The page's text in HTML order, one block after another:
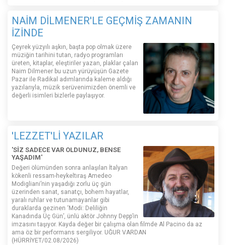
NAİM DİLMENER'LE GEÇMİŞ ZAMANIN
İZİNDE
Çeyrek yüzyılı aşkın, başta pop olmak üzere
müziğin tarihini tutan, radyo programları
üreten, kitaplar, eleştiriler yazan, plaklar çalan
Naim Dilmener bu uzun yürüyüşün Gazete
Pazar ile Radikal adımlarında kaleme aldığı
yazılarıyla, müzik serüvenimizden önemli ve
değerli isimleri bizlerle paylaşıyor.
'LEZZET'Lİ YAZILAR
'SİZ SADECE VAR OLDUNUZ, BENSE
YAŞADIM'
Değeri ölümünden sonra anlaşılan İtalyan
kökenli ressam-heykeltıraş Amedeo
Modigliani’nin yaşadığı zorlu üç gün
üzerinden sanat, sanatçı, bohem hayatlar,
yaralı ruhlar ve tutunamayanlar gibi
duraklarda gezinen ‘Modi: Deliliğin
Kanadında Üç Gün’, ünlü aktör Johnny Depp’in
imzasını taşıyor. Kayda değer bir çalışma olan filmde Al Pacino da az
ama öz bir performans sergiliyor. UĞUR VARDAN
(HÜRRİYET/02.08/2026)